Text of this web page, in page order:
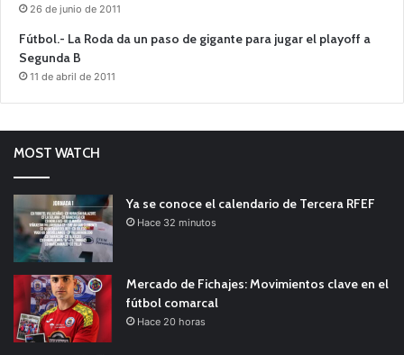
26 de junio de 2011
Fútbol.- La Roda da un paso de gigante para jugar el playoff a
Segunda B
11 de abril de 2011
MOST WATCH
Ya se conoce el calendario de Tercera RFEF
Hace 32 minutos
Mercado de Fichajes: Movimientos clave en el
fútbol comarcal
Hace 20 horas